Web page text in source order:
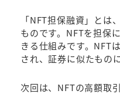
「NFT担保融資」とは
ものです。NFTを担保
きる仕組みです。NFT
され、証券に似たもの
次回は、NFTの高額取